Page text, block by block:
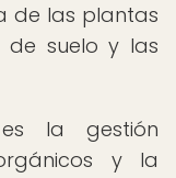
de las plantas
de suelo y las
la gestión
y la